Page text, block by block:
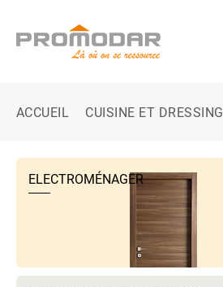
ACCUEIL CUISINE ET DRESSING
ELECTROMÉNAGER